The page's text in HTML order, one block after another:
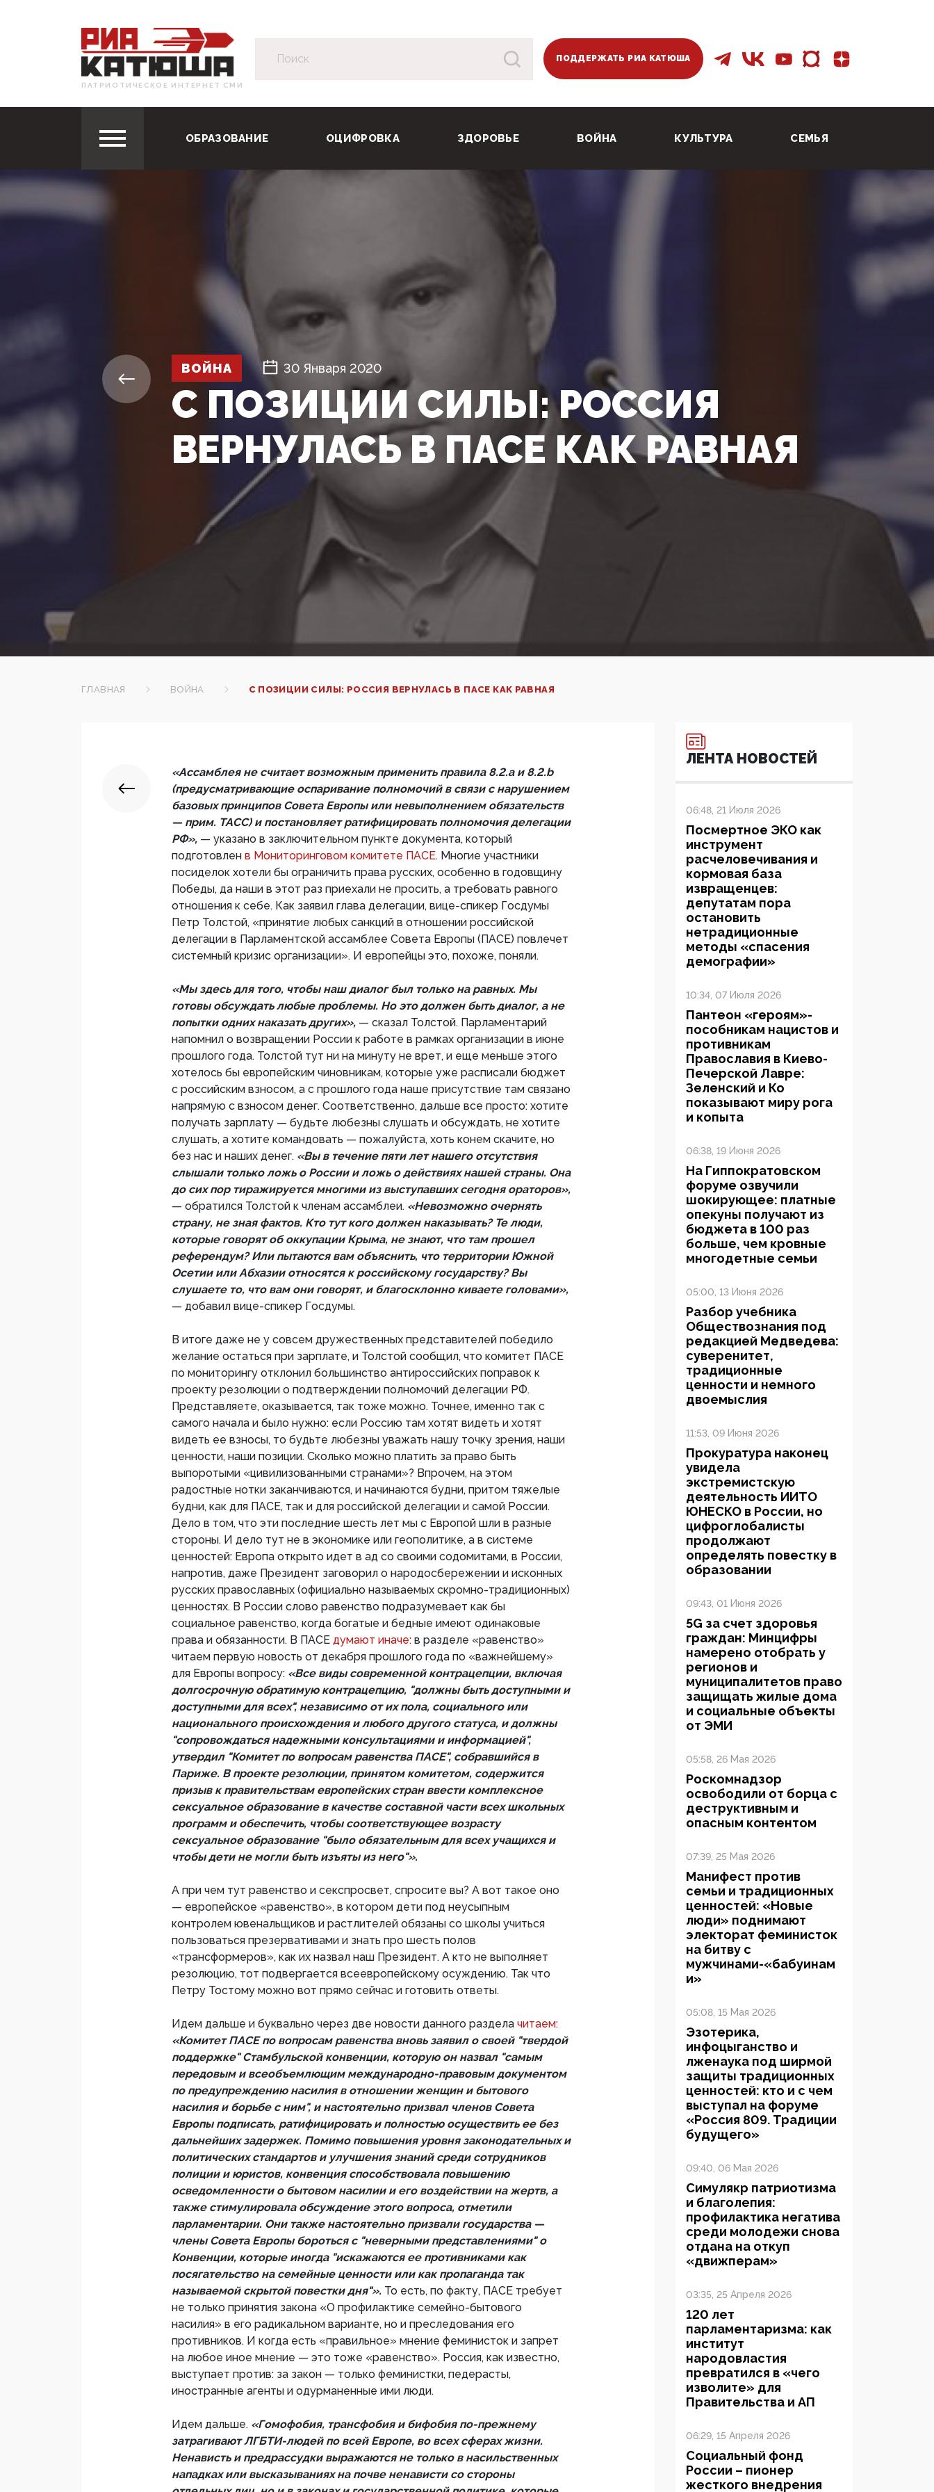
ПАТРИОТИЧЕСКОЕ ИНТЕРНЕТ СМИ
ПОДДЕРЖАТЬ РИА КАТЮША
ОБРАЗОВАНИЕ ОЦИФРОВКА ЗДОРОВЬЕ ВОЙНА КУЛЬТУРА СЕМЬЯ
ВОЙНА 30 Января 2020
С ПОЗИЦИИ СИЛЫ: РОССИЯ
ВЕРНУЛАСЬ В ПАСЕ КАК РАВНАЯ
ГЛАВНАЯ ВОЙНА С ПОЗИЦИИ СИЛЫ: РОССИЯ ВЕРНУЛАСЬ В ПАСЕ КАК РАВНАЯ
«Ассамблея не считает возможным применить правила 8.2.а и 8.2.b
(предусматривающие оспаривание полномочий в связи с нарушением
базовых принципов Совета Европы или невыполнением обязательств
— прим. ТАСС) и постановляет ратифицировать полномочия делегации
РФ», — указано в заключительном пункте документа, который
подготовлен в Мониторинговом комитете ПАСЕ. Многие участники
посиделок хотели бы ограничить права русских, особенно в годовщину
Победы, да наши в этот раз приехали не просить, а требовать равного
отношения к себе. Как заявил глава делегации, вице-спикер Госдумы
Петр Толстой, «принятие любых санкций в отношении российской
делегации в Парламентской ассамблее Совета Европы (ПАСЕ) повлечет
системный кризис организации». И европейцы это, похоже, поняли.
«Мы здесь для того, чтобы наш диалог был только на равных. Мы
готовы обсуждать любые проблемы. Но это должен быть диалог, а не
попытки одних наказать других», — сказал Толстой. Парламентарий
напомнил о возвращении России к работе в рамках организации в июне
прошлого года. Толстой тут ни на минуту не врет, и еще меньше этого
хотелось бы европейским чиновникам, которые уже расписали бюджет
с российским взносом, а с прошлого года наше присутствие там связано
напрямую с взносом денег. Соответственно, дальше все просто: хотите
получать зарплату — будьте любезны слушать и обсуждать, не хотите
слушать, а хотите командовать — пожалуйста, хоть конем скачите, но
без нас и наших денег. «Вы в течение пяти лет нашего отсутствия
слышали только ложь о России и ложь о действиях нашей страны. Она
до сих пор тиражируется многими из выступавших сегодня ораторов»,
— обратился Толстой к членам ассамблеи. «Невозможно очернять
страну, не зная фактов. Кто тут кого должен наказывать? Те люди,
которые говорят об оккупации Крыма, не знают, что там прошел
референдум? Или пытаются вам объяснить, что территории Южной
Осетии или Абхазии относятся к российскому государству? Вы
слушаете то, что вам они говорят, и благосклонно киваете головами»,
— добавил вице-спикер Госдумы.
В итоге даже не у совсем дружественных представителей победило
желание остаться при зарплате, и Толстой сообщил, что комитет ПАСЕ
по мониторингу отклонил большинство антироссийских поправок к
проекту резолюции о подтверждении полномочий делегации РФ.
Представляете, оказывается, так тоже можно. Точнее, именно так с
самого начала и было нужно: если Россию там хотят видеть и хотят
видеть ее взносы, то будьте любезны уважать нашу точку зрения, наши
ценности, наши позиции. Сколько можно платить за право быть
выпоротыми «цивилизованными странами»? Впрочем, на этом
радостные нотки заканчиваются, и начинаются будни, притом тяжелые
будни, как для ПАСЕ, так и для российской делегации и самой России.
Дело в том, что эти последние шесть лет мы с Европой шли в разные
стороны. И дело тут не в экономике или геополитике, а в системе
ценностей: Европа открыто идет в ад со своими содомитами, в России,
напротив, даже Президент заговорил о народосбережении и исконных
русских православных (официально называемых скромно-традиционных)
ценностях. В России слово равенство подразумевает как бы
социальное равенство, когда богатые и бедные имеют одинаковые
права и обязанности. В ПАСЕ думают иначе: в разделе «равенство»
читаем первую новость от декабря прошлого года по «важнейшему»
для Европы вопросу: «Все виды современной контрацепции, включая
долгосрочную обратимую контрацепцию, "должны быть доступными и
доступными для всех", независимо от их пола, социального или
национального происхождения и любого другого статуса, и должны
"сопровождаться надежными консультациями и информацией",
утвердил "Комитет по вопросам равенства ПАСЕ", собравшийся в
Париже. В проекте резолюции, принятом комитетом, содержится
призыв к правительствам европейских стран ввести комплексное
сексуальное образование в качестве составной части всех школьных
программ и обеспечить, чтобы соответствующее возрасту
сексуальное образование "было обязательным для всех учащихся и
чтобы дети не могли быть изъяты из него"».
А при чем тут равенство и секспросвет, спросите вы? А вот такое оно
— европейское «равенство», в котором дети под неусыпным
контролем ювенальщиков и растлителей обязаны со школы учиться
пользоваться презервативами и знать про шесть полов
«трансформеров», как их назвал наш Президент. А кто не выполняет
резолюцию, тот подвергается всеевропейскому осуждению. Так что
Петру Тостому можно вот прямо сейчас и готовить ответы.
Идем дальше и буквально через две новости данного раздела читаем:
«Комитет ПАСЕ по вопросам равенства вновь заявил о своей "твердой
поддержке" Стамбульской конвенции, которую он назвал "самым
передовым и всеобъемлющим международно-правовым документом
по предупреждению насилия в отношении женщин и бытового
насилия и борьбе с ним", и настоятельно призвал членов Совета
Европы подписать, ратифицировать и полностью осуществить ее без
дальнейших задержек. Помимо повышения уровня законодательных и
политических стандартов и улучшения знаний среди сотрудников
полиции и юристов, конвенция способствовала повышению
осведомленности о бытовом насилии и его воздействии на жертв, а
также стимулировала обсуждение этого вопроса, отметили
парламентарии. Они также настоятельно призвали государства —
члены Совета Европы бороться с "неверными представлениями" о
Конвенции, которые иногда "искажаются ее противниками как
посягательство на семейные ценности или как пропаганда так
называемой скрытой повестки дня"». То есть, по факту, ПАСЕ требует
не только принятия закона «О профилактике семейно-бытового
насилия» в его радикальном варианте, но и преследования его
противников. И когда есть «правильное» мнение феминисток и запрет
на любое иное мнение — это тоже «равенство». Россия, как известно,
выступает против: за закон — только феминистки, педерасты,
иностранные агенты и одурманенные ими люди.
Идем дальше. «Гомофобия, трансфобия и бифобия по-прежнему
затрагивают ЛГБТИ-людей по всей Европе, во всех сферах жизни.
Ненависть и предрассудки выражаются не только в насильственных
нападках или высказываниях на почве ненависти со стороны
ЛЕНТА НОВОСТЕЙ
06:48, 21 Июля 2026
Посмертное ЭКО как
инструмент
расчеловечивания и
кормовая база
извращенцев:
депутатам пора
остановить
нетрадиционные
методы «спасения
демографии»
10:34, 07 Июля 2026
Пантеон «героям»-
пособникам нацистов и
противникам
Православия в Киево-
Печерской Лавре:
Зеленский и Ко
показывают миру рога
и копыта
06:38, 19 Июня 2026
На Гиппократовском
форуме озвучили
шокирующее: платные
опекуны получают из
бюджета в 100 раз
больше, чем кровные
многодетные семьи
05:00, 13 Июня 2026
Разбор учебника
Обществознания под
редакцией Медведева:
суверенитет,
традиционные
ценности и немного
двоемыслия
11:53, 09 Июня 2026
Прокуратура наконец
увидела
экстремистскую
деятельность ИИТО
ЮНЕСКО в России, но
цифроглобалисты
продолжают
определять повестку в
образовании
09:43, 01 Июня 2026
5G за счет здоровья
граждан: Минцифры
намерено отобрать у
регионов и
муниципалитетов право
защищать жилые дома
и социальные объекты
от ЭМИ
05:58, 26 Мая 2026
Роскомнадзор
освободили от борца с
деструктивным и
опасным контентом
07:39, 25 Мая 2026
Манифест против
семьи и традиционных
ценностей: «Новые
люди» поднимают
электорат феминисток
на битву с
мужчинами-«бабуинам
и»
05:08, 15 Мая 2026
Эзотерика,
инфоцыганство и
лженаука под ширмой
защиты традиционных
ценностей: кто и с чем
выступал на форуме
«Россия 809. Традиции
будущего»
09:40, 06 Мая 2026
Симулякр патриотизма
и благолепия:
профилактика негатива
среди молодежи снова
отдана на откуп
«движперам»
03:35, 25 Апреля 2026
120 лет
парламентаризма: как
институт
народовластия
превратился в «чего
изволите» для
Правительства и АП
06:29, 15 Апреля 2026
Социальный фонд
России – пионер
жесткого внедрения